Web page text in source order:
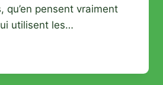
qu’en pensent vraiment
utilisent les…